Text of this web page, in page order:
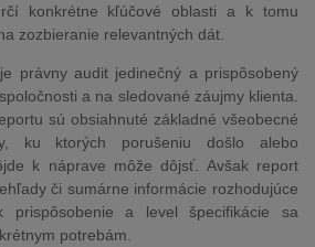
konkrétne kľúčové oblasti a k tomu
zozbieranie relevantných dát.
právny audit jedinečný a prispôsobený
a na sledované záujmy klienta.
sú obsiahnuté základné všeobecné
ku ktorých porušeniu došlo alebo
k náprave môže dôjsť. Avšak report
či sumárne informácie rozhodujúce
prispôsobenie a level špecifikácie sa
potrebám.